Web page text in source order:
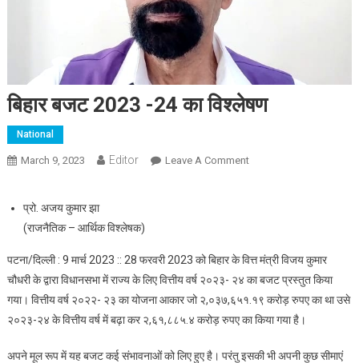
बिहार बजट 2023 -24 का विश्लेषण
National
March 9, 2023 Editor Leave A CommentOn बिहार बजट 2023 -24 का
प्रो. अजय कुमार झा
(राजनैतिक – आर्थिक विश्लेषक)
पटना/दिल्ली : 9 मार्च 2023 :: 28 फरवरी 2023 को बिहार के वित्त मंत्री विजय कुमार
चौधरी के द्वारा विधानसभा में राज्य के लिए वित्तीय वर्ष २०२३- २४ का बजट प्रस्तुत किया
गया। वित्तीय वर्ष २०२२- २३ का योजना आकार जो २,०३७,६५१.१९ करोड़ रुपए का था उसे
२०२३-२४ के वित्तीय वर्ष में बढ़ा कर २,६१,८८५.४ करोड़ रुपए का किया गया है।
अपने मूल रूप में यह बजट कई संभावनाओं को लिए हुए है। परंतु इसकी भी अपनी कुछ सीमाएं